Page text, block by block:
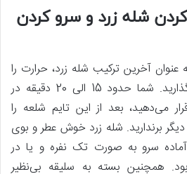
شله زرد و سرو کردن
آخرین ترکیب شله زرد، حرارت را
بسیار کم کرده و دم‌کنی بگذارید. شما حدود 15 الی 20 دقیقه در
می‌دهید، بعد از این تایم شلعه را
خاموش اما دم‌کنی را تا 20 دیگر برندارید. شله زرد خوش عطر و بوی
سرو به صورت تک نفره و یا در
همچنین بسته به سلیقه بی‌نظیر